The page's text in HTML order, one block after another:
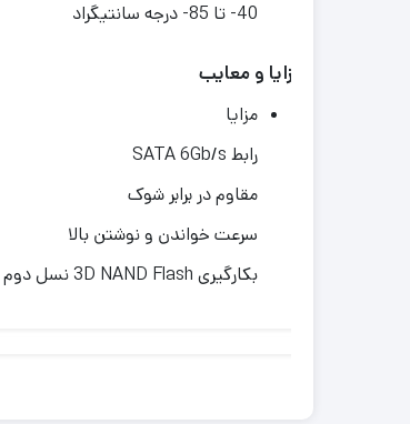
40- تا 85- درجه سانتیگراد
مزایا و معایب
مزایا
رابط SATA 6Gb/s
مقاوم در برابر شوک
سرعت خواندن و نوشتن بالا
بکارگیری 3D NAND Flash نسل دوم با قابلیت فراهم کردن چگالی نگهداری و قابلیت اطمینان بیشتر نسبت به 2D NAND